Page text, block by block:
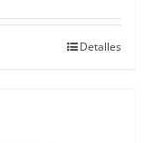
Detalles